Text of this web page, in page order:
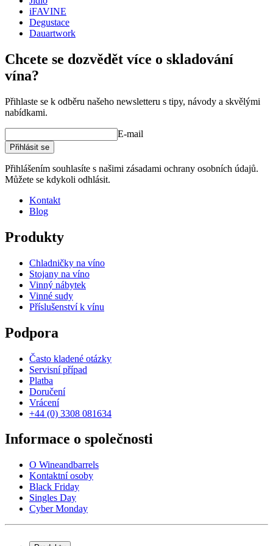
iFAVINE
Degustace
Dauartwork
Chcete se dozvědět více o skladování
vína?
Přihlaste se k odběru našeho newsletteru s tipy, návody a skvělými
nabídkami.
E-mail
Přihlásit se
Přihlášením souhlasíte s našimi zásadami ochrany osobních údajů.
Můžete se kdykoli odhlásit.
Kontakt
Blog
Produkty
Chladničky na víno
Stojany na víno
Vinný nábytek
Vinné sudy
Příslušenství k vínu
Podpora
Často kladené otázky
Servisní případ
Platba
Doručení
Vrácení
+44 (0) 3308 081634
Informace o společnosti
O Wineandbarrels
Kontaktní osoby
Black Friday
Singles Day
Cyber Monday